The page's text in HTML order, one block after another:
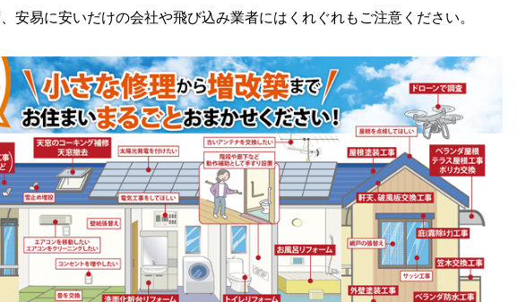
安易に安いだけの会社や飛び込み業者にはくれぐれもご注意ください。